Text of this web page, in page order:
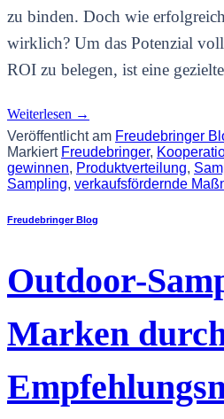
zu binden. Doch wie
wirklich? Um das Potenzial
ROI zu belegen, ist eine gezielte
Weiterlesen →
Veröffentlicht am Freudebringer
Markiert Freudebringer,
gewinnen, Produktverteilung,
Sampling, verkaufsfördernde
Freudebringer Blog
Outdoor-
Marken